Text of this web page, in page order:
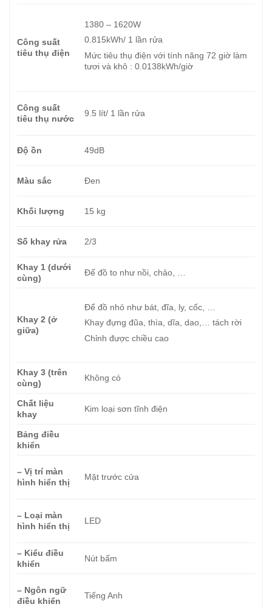
Công suất
tiêu thụ điện
1380 – 1620W
0.815kWh/ 1 lần rửa
Mức tiêu thụ điện với tính năng 72 giờ làm
tươi và khô : 0.0138kWh/giờ
Công suất
tiêu thụ nước
9.5 lít/ 1 lần rửa
Độ ồn 49dB
Màu sắc Đen
Khối lượng 15 kg
Số khay rửa 2/3
Khay 1 (dưới
cùng)
Để đồ to như nồi, chảo, …
Khay 2 (ở
giữa)
Để đồ nhỏ như bát, đĩa, ly, cốc, …
Khay đựng đũa, thìa, dĩa, dao,… tách rời
Chỉnh được chiều cao
Khay 3 (trên
cùng)
Không có
Chất liệu
khay
Kim loại sơn tĩnh điện
Bảng điều
khiển
– Vị trí màn
hình hiển thị
Mặt trước cửa
– Loại màn
hình hiển thị
LED
– Kiểu điều
khiển
Nút bấm
– Ngôn ngữ
điều khiển
Tiếng Anh